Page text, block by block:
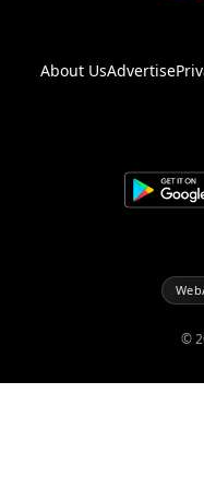
About UsAdvertise
©